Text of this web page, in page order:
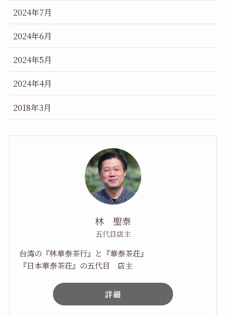
2024年7月
2024年6月
2024年5月
2024年4月
2018年3月
林 聖泰
五代目店主
台湾の『林華泰茶行』と『華泰茶荘』
『日本華泰茶荘』の五代目 店主
詳細